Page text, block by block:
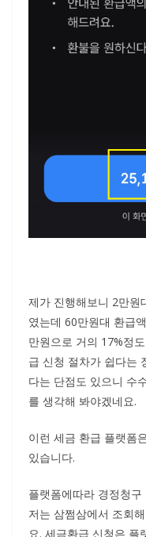
제가 진행해보니 2만원
였는데 60만원대 환급
만원으로 거의 17%정
급 신청 절차가 쉽다는
다는 단점도 있으니 수
를 생각해 봐야겠네요.
이런 세금 환급 플랫폼
있습니다.
플랫폼에따라 경정청
저는 삼쩜삼에서 조회
요. 세금환급 신청은 플